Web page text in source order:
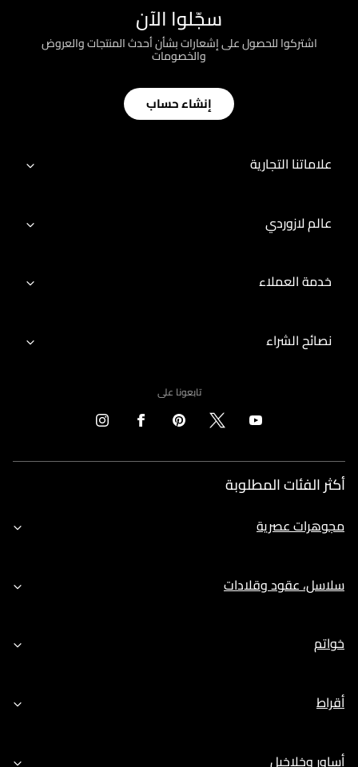
سجّلوا الآن
اشتركوا للحصول على إشعارات بشأن أحدث المنتجات والعروض
والخصومات
إنشاء حساب
علاماتنا التجارية
عالم لازوردي
خدمة العملاء
نصائح الشراء
تابعونا على
أكثر الفئات المطلوبة
مجوهرات عصرية
سلاسل، عقود وقلادات
خواتم
أقراط
أساور وخلاخيل